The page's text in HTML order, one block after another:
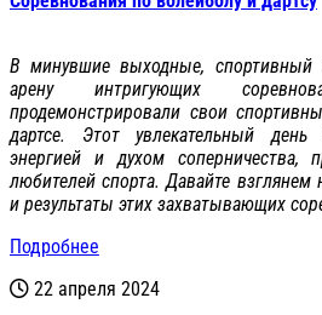
В минувшие выходные, спортивный
арену интригующих
продемонстрировали свои
дартсе. Этот увлекательный
энергией и духом соперничества,
любителей спорта. Давайте взглянем
и результаты этих захватывающих
Подробнее
22 апреля 2024